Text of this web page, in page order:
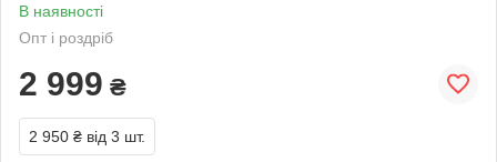
В наявності
Опт і роздріб
2 999 ₴
2 950 ₴ від 3 шт.